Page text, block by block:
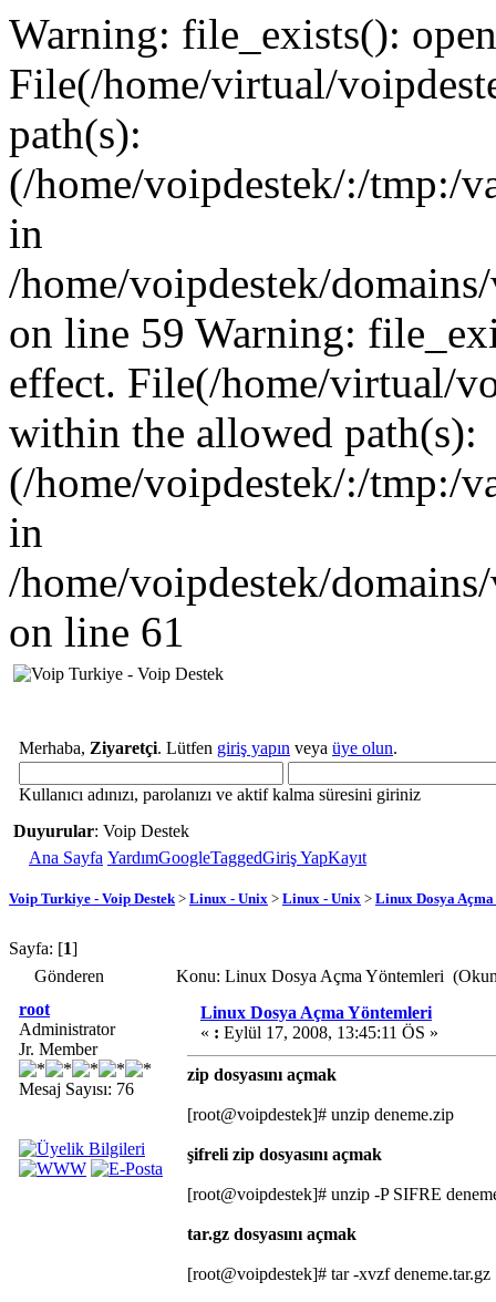
Warning: file_exists():
File(/home/virtual/
path(s):
(/home/voipdestek/:/tmp:/
in
/home/voipdestek/
on line 59 Warning:
effect. File(/home/virtual/
within the allowed path(s):
(/home/voipdestek/:/tmp:/
in
/home/voipdestek/
on line 61
Merhaba, Ziyaretçi. Lütfen giriş yapın veya üye olun.
Kullanıcı adınızı, parolanızı ve aktif kalma süresini giriniz
Duyurular: Voip Destek
Ana Sayfa YardımGoogleTaggedGiriş YapKayıt
Voip Turkiye - Voip Destek > Linux - Unix > Linux - Unix > Linux Dosya
Sayfa: [1]
Gönderen
Konu: Linux Dosya Açma Yöntemleri
root
Administrator
Jr. Member
Mesaj Sayısı: 76
Linux Dosya Açma Yöntemleri
« : Eylül 17, 2008, 13:45:11 ÖS »
zip dosyasını açmak
[root@voipdestek]# unzip deneme.zip
şifreli zip dosyasını açmak
[root@voipdestek]# unzip -P SIFRE
tar.gz dosyasını açmak
[root@voipdestek]# tar -xvzf deneme.tar.gz